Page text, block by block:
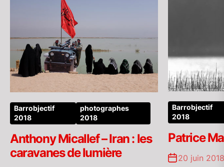
Barrobjectif
2018
photographes
2018
Anthony Micallef – Iran : les
caravanes de lumière
Barrobjectif
2018
Patrice
20 juin 2018